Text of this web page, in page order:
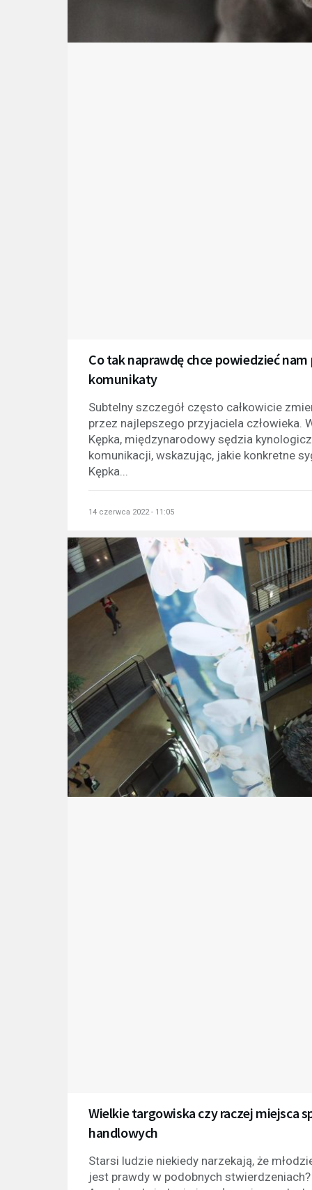
Co tak naprawdę chce powiedzieć
komunikaty
Subtelny szczegół często całkowicie
przez najlepszego przyjaciela człowieka.
Kępka, międzynarodowy sędzia
komunikacji, wskazując, jakie konkretne
Kępka...
14 czerwca 2022 - 11:05
Wielkie targowiska czy raczej miejsca
handlowych
Starsi ludzie niekiedy narzekają, że
jest prawdy w podobnych